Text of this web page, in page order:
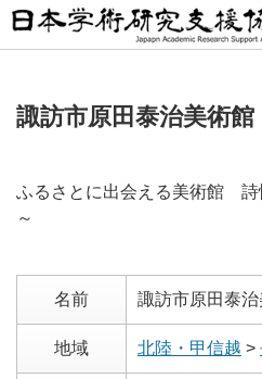
諏訪市原田泰治美術館
ふるさとに出会える美術館 詩
～
名前 諏訪市原田泰
地域 北陸・甲信越 >